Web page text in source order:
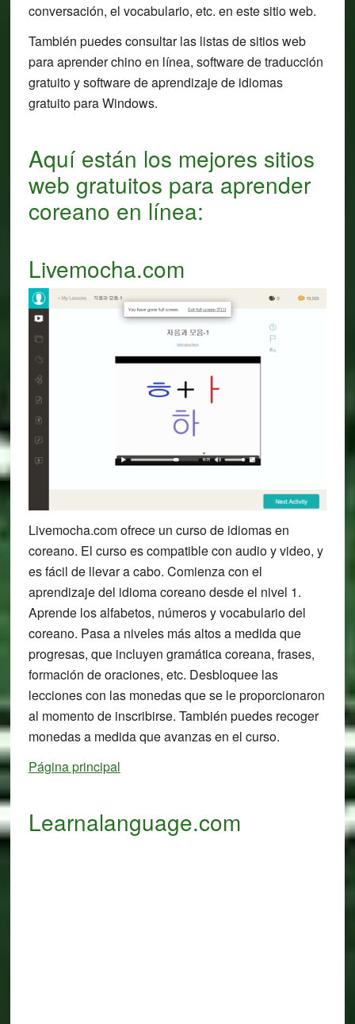
conversación, el vocabulario, etc. en este sitio web.
También puedes consultar las listas de sitios web
para aprender chino en línea, software de traducción
gratuito y software de aprendizaje de idiomas
gratuito para Windows.
Aquí están los mejores sitios
web gratuitos para aprender
coreano en línea:
Livemocha.com
Livemocha.com ofrece un curso de idiomas en
coreano. El curso es compatible con audio y video, y
es fácil de llevar a cabo. Comienza con el
aprendizaje del idioma coreano desde el nivel 1.
Aprende los alfabetos, números y vocabulario del
coreano. Pasa a niveles más altos a medida que
progresas, que incluyen gramática coreana, frases,
formación de oraciones, etc. Desbloquee las
lecciones con las monedas que se le proporcionaron
al momento de inscribirse. También puedes recoger
monedas a medida que avanzas en el curso.
Página principal
Learnalanguage.com